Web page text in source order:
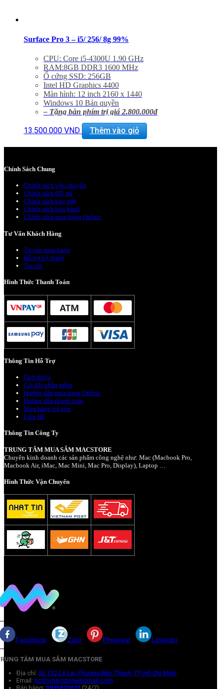
Surface Pro 3 – i5/ 256/ 8g 99%
CPU: Core i5-4300U 1.90 GHz
RAM:8GB DDR3 1600 MHz
Ổ cứng SSD: 256GB
Intel HD Graphics 4400
Màn hình: 12 inch 2160 x 1440
Windows 10 Bản quyền
– Tặng bàn phím trị giá 2.800.000đ
– Tặng kèm ba lô trị giá 500.000đ
Charge HR trị giá 1.500.000đ chỉ với 800.000đ
– Miễn phí vận chuyển trên toàn quốc.
13.500.000 VND Thêm vào giỏ
Chính Sách Chung
Chính sách vận chuyển
Chính sách đổi trả
Chính sách bảo mật
Chính sách bảo hành
Chính sách mua hàng Online
Tư Vấn Khách Hàng
Tư vấn mua hàng
Hỗ trợ kỹ thuật
Tin tức
Hình Thức Thanh Toán
Thông Tin Hỗ Trợ
Giới thiệu
Cài đặt phần mềm
Hướng dẫn mua hàng Online
Hướng dẫn thanh toán
Mua hàng trả góp
Liên Hệ
Thông Tin Công Ty
TRUNG TÂM MUA SẮM MACSTORE
Chuyên kinh doanh các sản phẩm công nghệ như: Mac (Macbook Pro,
Macbook Air, iMac, Mac Mini, Mac Pro, Display), Laptop …
Hình Thức Vận Chuyển
Facebook Zalo Pinterest Linkedin
TÂM MUA SẮM MACSTORE
Địa chỉ: Số 132 Lê Lai, Phường Bến Thành, TP Hồ Chí Minh
Email: hotromacstore@gmail.com